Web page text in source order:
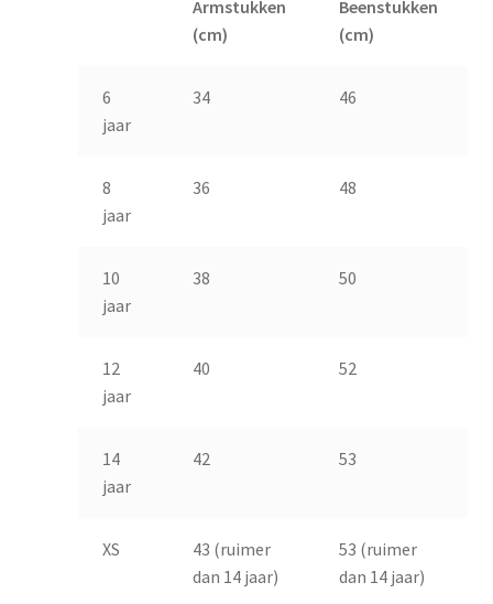
Armstukken
(cm)
Beenstukken
(cm)
6
jaar
34 46
8
jaar
36 48
10
jaar
38 50
12
jaar
40 52
14
jaar
42 53
XS
43 (ruimer
dan 14 jaar)
53 (ruimer
dan 14 jaar)